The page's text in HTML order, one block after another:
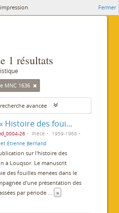
Fermer
1 résultats
MNC 1636
avancée
Manuscrit d'une « Histoire des fouilles du temple de Louxor »
26 Pièce
1959-1968
et Étienne Bernand
sur l'histoire des
à Louqsor. Le manuscrit
des fouilles menées dans le
d'une présentation des
par période ... »